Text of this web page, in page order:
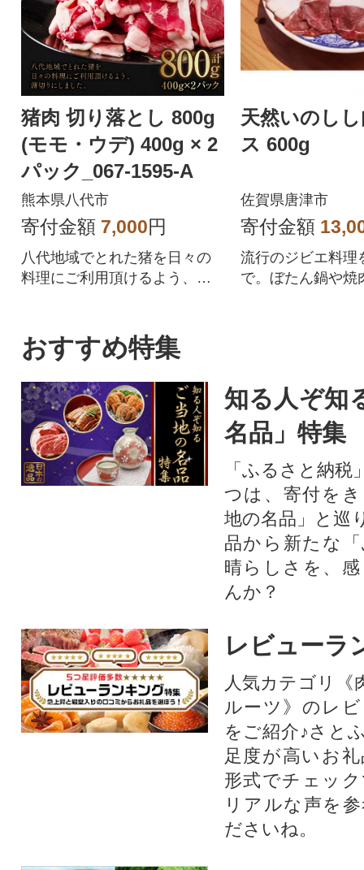
猪肉 切り落とし 800g
(モモ・ウデ) 400g × 2
パック_067-1595-A
熊本県八代市
寄付金額 7,000円
八代地域でとれた猪を日々の
料理にご利用頂けるよう、薄
天然いのし
ス 600g
佐賀県唐津市
寄付金額
流行のジビエ料理
で。ぼたん鍋や焼
おすすめ特集
知る人ぞ知
名品」特集
「ふるさと納
つは、寄付を
地の名品」と巡
品から新たな
晴らしさを、
んか？
レビューラ
人気カテゴリ《
ルーツ》のレ
をご紹介♪さと
足度が高いお
形式でチェッ
リアルな声を
ださいね。